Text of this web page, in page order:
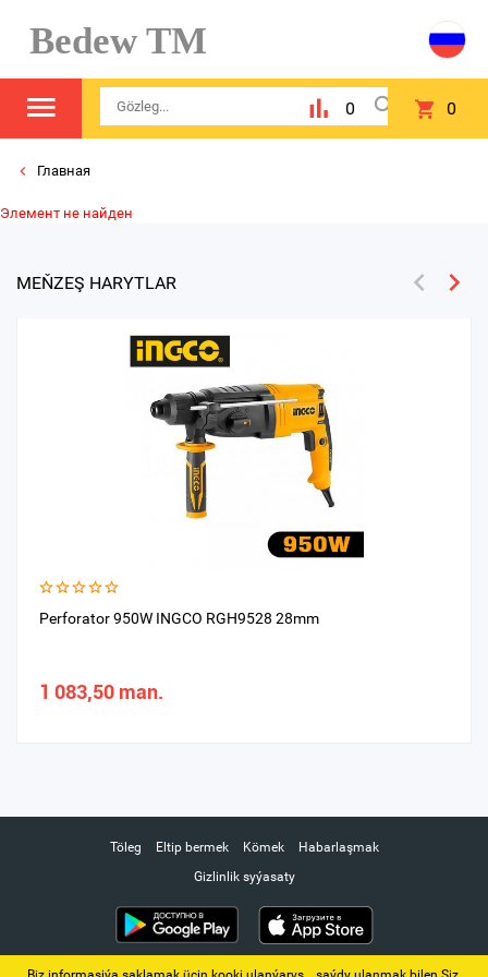
Bedew TM
0 0
Главная
Элемент не найден
MEŇZEŞ HARYTLAR
Perforator 950W INGCO RGH9528 28mm
1 083,50 man.
Töleg Eltip bermek Kömek
Habarlaşmak
Gizlinlik syýasaty